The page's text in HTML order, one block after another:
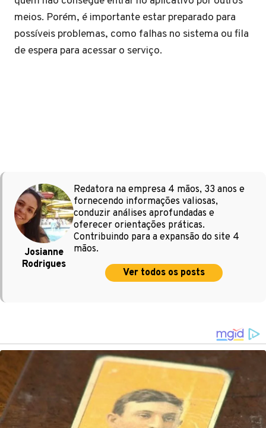
meios. Porém, é importante estar preparado para
possíveis problemas, como falhas no sistema ou fila
de espera para acessar o serviço.
Josianne
Rodrigues
Redatora na empresa 4 mãos, 33 anos e
fornecendo informações valiosas,
conduzir análises aprofundadas e
oferecer orientações práticas.
Contribuindo para a expansão do site 4
mãos.
Ver todos os posts